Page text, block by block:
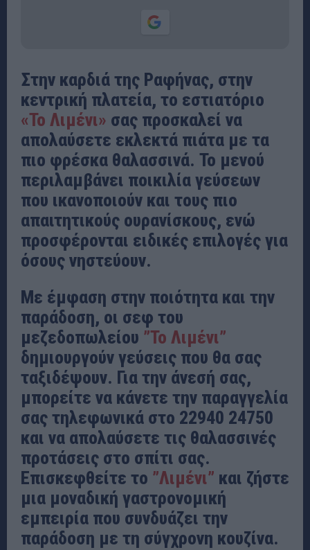
Στην καρδιά της Ραφήνας, στην
κεντρική πλατεία, το εστιατόριο
«Το Λιμένι» σας προσκαλεί να
απολαύσετε εκλεκτά πιάτα με τα
πιο φρέσκα θαλασσινά. Το μενού
περιλαμβάνει ποικιλία γεύσεων
που ικανοποιούν και τους πιο
απαιτητικούς ουρανίσκους, ενώ
προσφέρονται ειδικές επιλογές για
όσους νηστεύουν.
Με έμφαση στην ποιότητα και την
παράδοση, οι σεφ του
μεζεδοπωλείου ”Το Λιμένι”
δημιουργούν γεύσεις που θα σας
ταξιδέψουν. Για την άνεσή σας,
μπορείτε να κάνετε την παραγγελία
σας τηλεφωνικά στο 22940 24750
και να απολαύσετε τις θαλασσινές
προτάσεις στο σπίτι σας.
Επισκεφθείτε το ”Λιμένι” και ζήστε
μια μοναδική γαστρονομική
εμπειρία που συνδυάζει την
παράδοση με τη σύγχρονη κουζίνα.